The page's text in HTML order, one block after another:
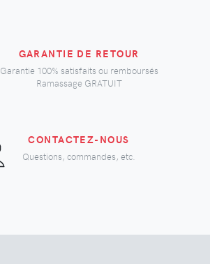
GARANTIE DE RETOUR
Garantie 100% satisfaits ou remboursés
Ramassage GRATUIT
CONTACTEZ-NOUS
Questions, commandes, etc.